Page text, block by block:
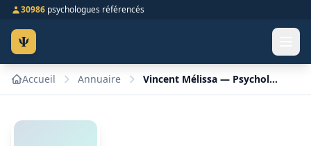
30986 psychologues référencés
Ψ
Accueil Annuaire Vincent Mélissa — Psychologue à Bois Guillaume